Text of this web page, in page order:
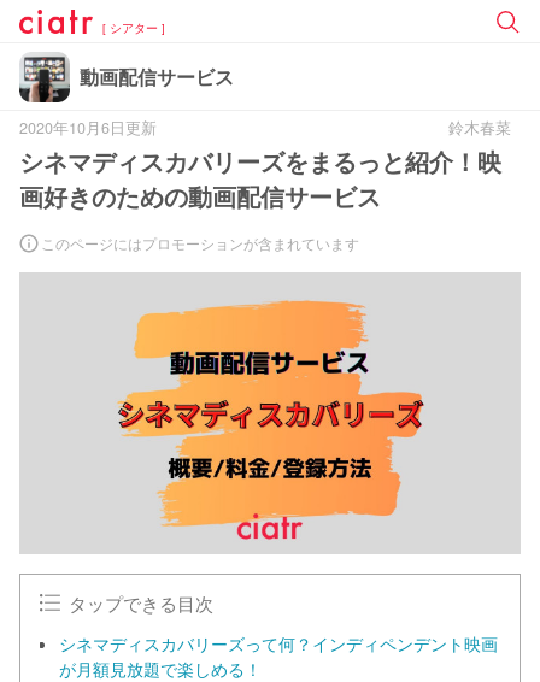
[ シアター ]
動画配信サービス
2020年10月6日更新 鈴木春菜
シネマディスカバリーズをまるっと紹介！映
画好きのための動画配信サービス
このページにはプロモーションが含まれています
タップできる目次
シネマディスカバリーズって何？インディペンデント映画
が月額見放題で楽しめる！